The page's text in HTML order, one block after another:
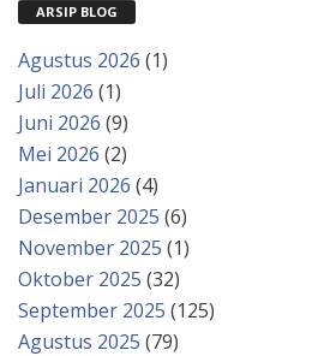
ARSIP BLOG
Agustus 2026 (1)
Juli 2026 (1)
Juni 2026 (9)
Mei 2026 (2)
Januari 2026 (4)
Desember 2025 (6)
November 2025 (1)
Oktober 2025 (32)
September 2025 (125)
Agustus 2025 (79)